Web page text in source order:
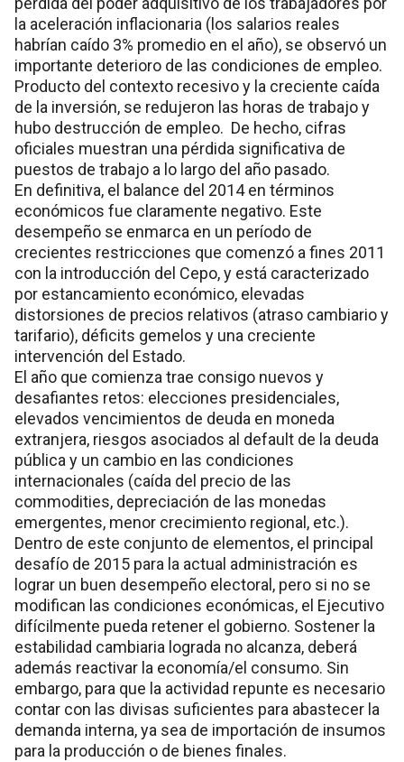
la aceleración inflacionaria (los salarios reales
habrían caído 3% promedio en el año), se observó un
importante deterioro de las condiciones de empleo.
Producto del contexto recesivo y la creciente caída
de la inversión, se redujeron las horas de trabajo y
hubo destrucción de empleo. De hecho, cifras
oficiales muestran una pérdida significativa de
puestos de trabajo a lo largo del año pasado.
En definitiva, el balance del 2014 en términos
económicos fue claramente negativo. Este
desempeño se enmarca en un período de
crecientes restricciones que comenzó a fines 2011
con la introducción del Cepo, y está caracterizado
por estancamiento económico, elevadas
distorsiones de precios relativos (atraso cambiario y
tarifario), déficits gemelos y una creciente
intervención del Estado.
El año que comienza trae consigo nuevos y
desafiantes retos: elecciones presidenciales,
elevados vencimientos de deuda en moneda
extranjera, riesgos asociados al default de la deuda
pública y un cambio en las condiciones
internacionales (caída del precio de las
commodities, depreciación de las monedas
emergentes, menor crecimiento regional, etc.).
Dentro de este conjunto de elementos, el principal
desafío de 2015 para la actual administración es
lograr un buen desempeño electoral, pero si no se
modifican las condiciones económicas, el Ejecutivo
difícilmente pueda retener el gobierno. Sostener la
estabilidad cambiaria lograda no alcanza, deberá
además reactivar la economía/el consumo. Sin
embargo, para que la actividad repunte es necesario
contar con las divisas suficientes para abastecer la
demanda interna, ya sea de importación de insumos
para la producción o de bienes finales.